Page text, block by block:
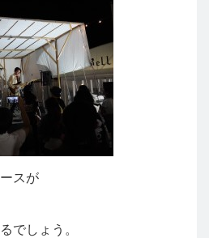
スが
でしょう。